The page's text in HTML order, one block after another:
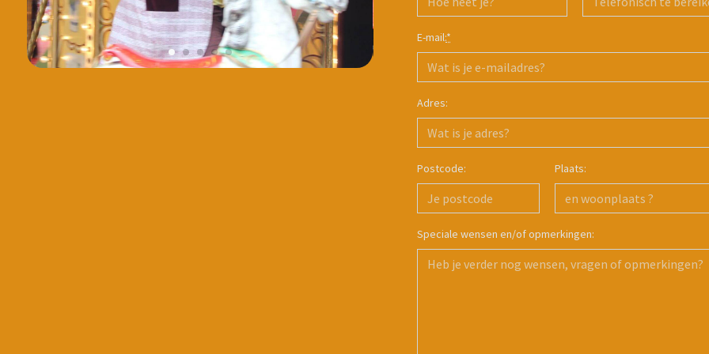
E-mail:*
Adres:
Postcode: Plaats:
Speciale wensen en/of opmerkingen: